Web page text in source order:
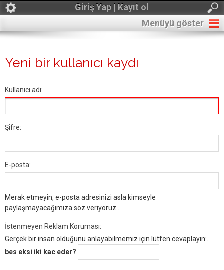
Giriş Yap | Kayıt ol
Menüyü göster
Yeni bir kullanıcı kaydı
Kullanıcı adı:
Şifre:
E-posta:
Merak etmeyin, e-posta adresinizi asla kimseyle
paylaşmayacağımıza söz veriyoruz...
İstenmeyen Reklam Koruması:
Gerçek bir insan olduğunu anlayabilmemiz için lütfen cevaplayın:.
bes eksi iki kac eder?